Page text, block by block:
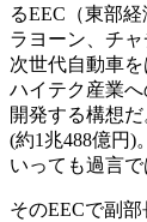
るEEC（東部
ラヨーン、チ
次世代自動車
ハイテク産業
開発する構想
(約1兆488億円)
いっても過言で
そのEECで副